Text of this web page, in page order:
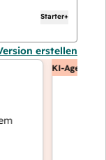
Starter+
erstellen
KI-Agents